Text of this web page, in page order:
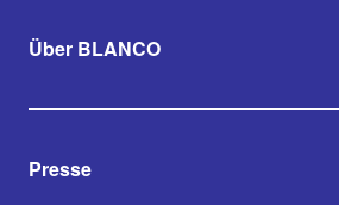
Über BLANCO
Presse